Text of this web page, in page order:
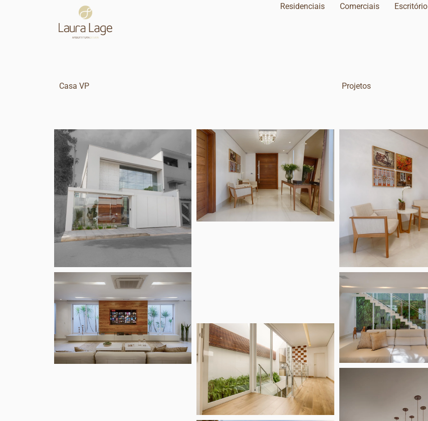
Residenciais Comerciais Escritório
Casa VP Projetos